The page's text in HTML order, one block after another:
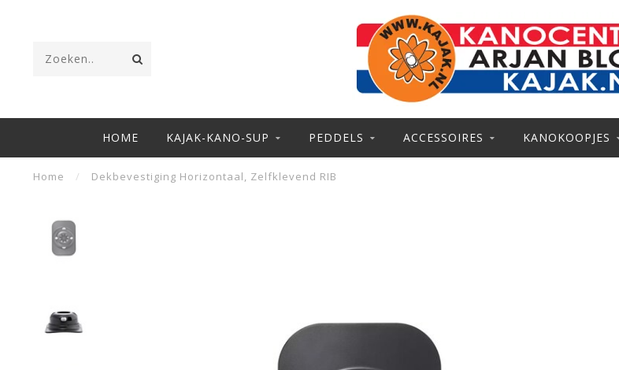
HOME KAJAK-KANO-SUP PEDDELS ACCESSOIRES KANOKOOPJES
Home / Dekbevestiging Horizontaal, Zelfklevend RIB